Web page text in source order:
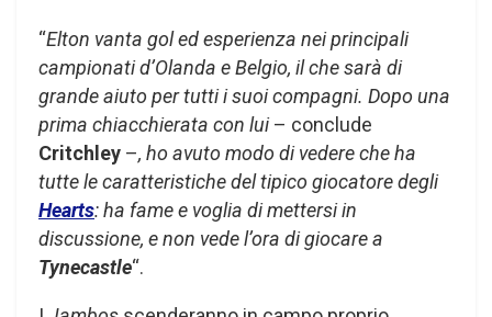
“Elton vanta gol ed esperienza nei principali
campionati d’Olanda e Belgio, il che sarà di
grande aiuto per tutti i suoi compagni. Dopo una
prima chiacchierata con lui– conclude
Critchley –, ho avuto modo di vedere che ha
tutte le caratteristiche del tipico giocatore degli
Hearts: ha fame e voglia di mettersi in
discussione, e non vede l’ora di giocare a
Tynecastle“.